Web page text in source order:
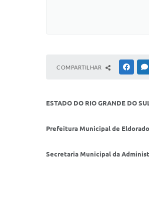
COMPARTILHAR
ESTADO DO RIO GRANDE DO
Prefeitura Municipal de
Secretaria Municipal da